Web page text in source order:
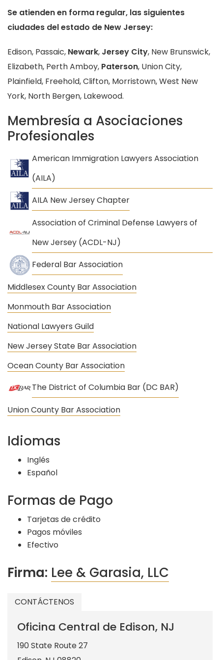
Se atienden en forma regular, las siguientes
ciudades del estado de New Jersey:
Edison, Passaic, Newark, Jersey City, New Brunswick,
Elizabeth, Perth Amboy, Paterson, Union City,
Plainfield, Freehold, Clifton, Morristown, West New
York, North Bergen, Lakewood.
Membresía a Asociaciones
Profesionales
American Immigration Lawyers Association
(AILA)
AILA New Jersey Chapter
Association of Criminal Defense Lawyers of
New Jersey (ACDL-NJ)
Federal Bar Association
Middlesex County Bar Association
Monmouth Bar Association
National Lawyers Guild
New Jersey State Bar Association
Ocean County Bar Association
The District of Columbia Bar (DC BAR)
Union County Bar Association
Idiomas
Inglés
Español
Formas de Pago
Tarjetas de crédito
Pagos móviles
Efectivo
Firma: Lee & Garasia, LLC
CONTÁCTENOS
Oficina Central de Edison, NJ
190 State Route 27